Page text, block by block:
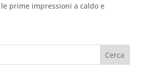
prime impressioni a caldo e
Cerca